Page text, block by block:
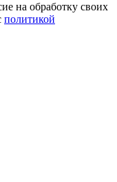
на обработку своих
политикой